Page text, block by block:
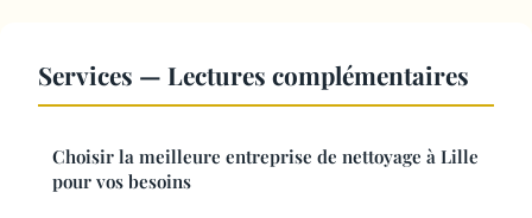
Services — Lectures complémentaires
Choisir la meilleure entreprise de nettoyage à Lille
pour vos besoins